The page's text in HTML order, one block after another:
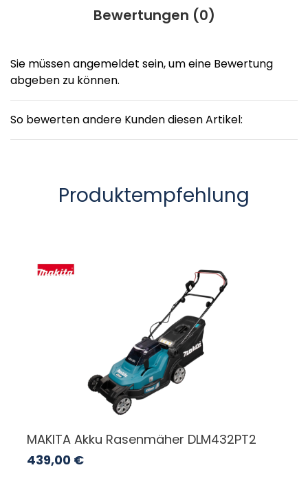
Bewertungen (0)
Sie müssen angemeldet sein, um eine Bewertung
abgeben zu können.
So bewerten andere Kunden diesen Artikel:
Produktempfehlung
MAKITA Akku Rasenmäher DLM432PT2
439,00 €